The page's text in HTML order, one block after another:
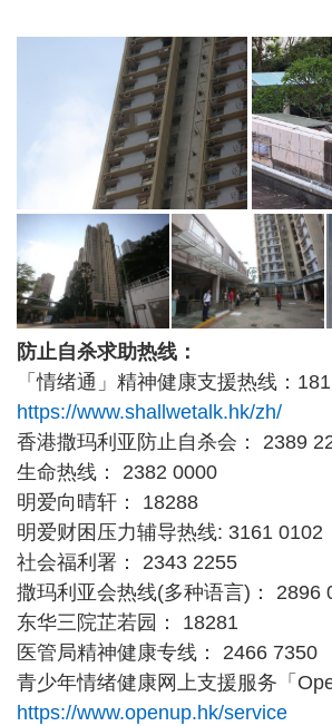
防止自杀求助热线：
「情绪通」精神健康支援热线：
https://www.shallwetalk.hk/zh/
香港撒玛利亚防止自杀会： 2389
生命热线： 2382 0000
明爱向晴轩： 18288
明爱财困压力辅导热线: 3161 0102
社会福利署： 2343 2255
撒玛利亚会热线(多种语言)： 2896
东华三院芷若园： 18281
医管局精神健康专线： 2466 7350
青少年情绪健康网上支援服务「
https://www.openup.hk/service